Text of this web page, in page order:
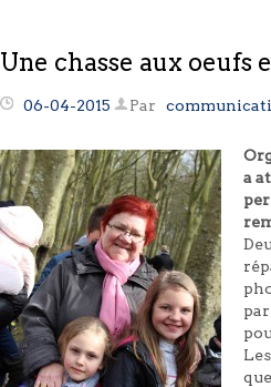
Une chasse aux oeufs
06-04-2015 Par
a